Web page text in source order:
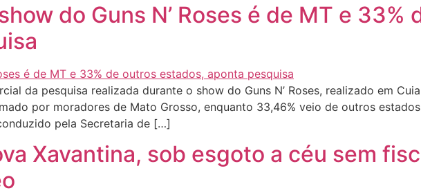
do Guns N’ Roses é de MT e 33%
da pesquisa realizada durante o show do Guns N’ Roses, realizado em
por moradores de Mato Grosso, enquanto 33,46% veio de outros
pela Secretaria de […]
Xavantina, sob esgoto a céu sem